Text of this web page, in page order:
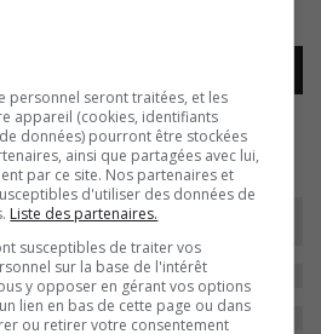
personnel seront traitées, et les
appareil (cookies, identifiants
données) pourront être stockées
ainsi que partagées avec lui,
par ce site. Nos partenaires et
d'utiliser des données de
Liste des partenaires.
susceptibles de traiter vos
sur la base de l'intérêt
y opposer en gérant vos options
lien en bas de cette page ou dans
ou retirer votre consentement